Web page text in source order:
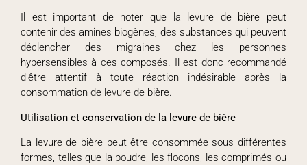
Il est important de noter que la levure de bière peut
contenir des amines biogènes, des substances qui peuvent
déclencher des migraines chez les personnes
hypersensibles à ces composés. Il est donc recommandé
d’être attentif à toute réaction indésirable après la
consommation de levure de bière.
Utilisation et conservation de la levure de bière
La levure de bière peut être consommée sous différentes
formes, telles que la poudre, les flocons, les comprimés ou